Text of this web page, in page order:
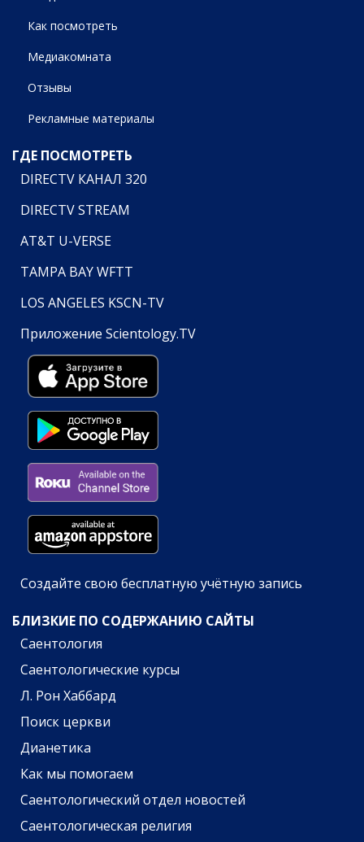
Как посмотреть
Медиакомната
Отзывы
Рекламные материалы
ГДЕ ПОСМОТРЕТЬ
DIRECTV КАНАЛ 320
DIRECTV STREAM
AT&T U-VERSE
TAMPA BAY WFTT
LOS ANGELES KSCN-TV
Приложение Scientology.TV
Создайте свою бесплатную учётную запись
БЛИЗКИЕ ПО СОДЕРЖАНИЮ САЙТЫ
Саентология
Саентологические курсы
Л. Рон Хаббард
Поиск церкви
Дианетика
Как мы помогаем
Саентологический отдел новостей
Саентологическая религия